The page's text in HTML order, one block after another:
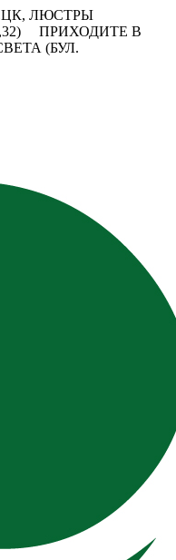
ЛЮСТРЫ
ПРИХОДИТЕ В
(БУЛ.